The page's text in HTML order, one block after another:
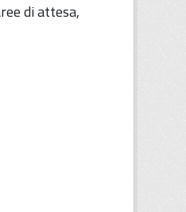
di attesa,